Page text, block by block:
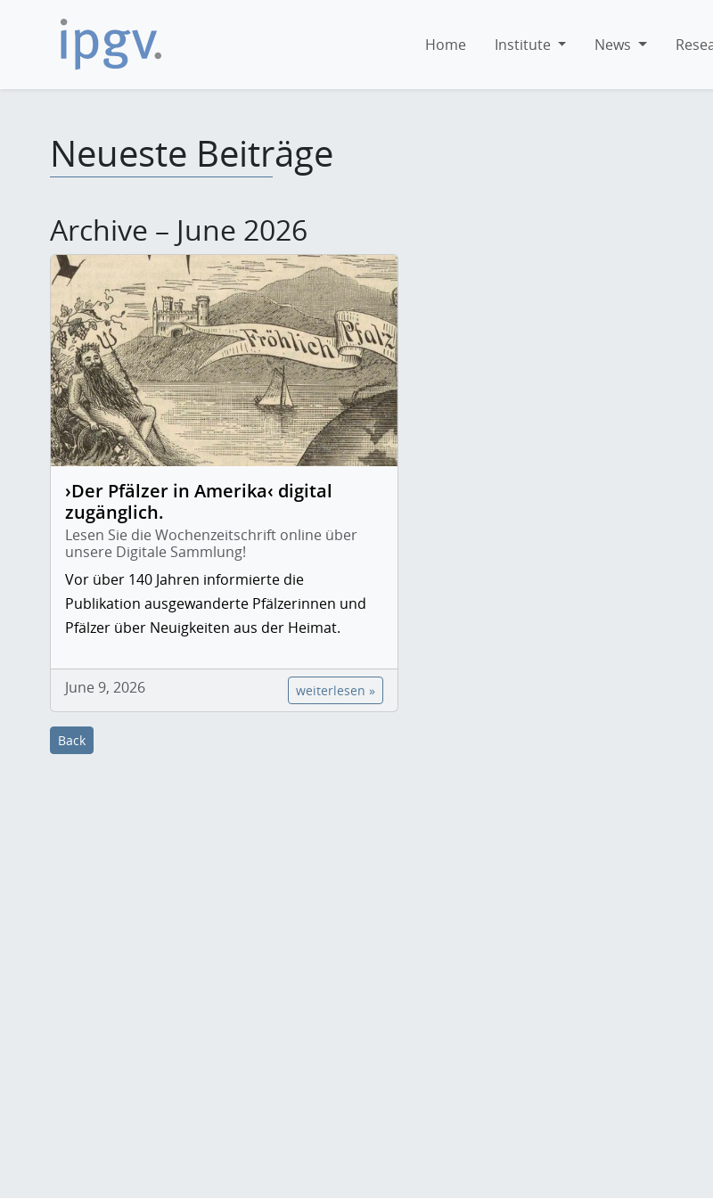
Home Institute News
Neueste Beiträge
Archive – June 2026
›Der Pfälzer in Amerika‹ digital
zugänglich.
Lesen Sie die Wochenzeitschrift online über
unsere Digitale Sammlung!
Vor über 140 Jahren informierte die
Publikation ausgewanderte Pfälzerinnen und
Pfälzer über Neuigkeiten aus der Heimat.
June 9, 2026 weiterlesen »
Back